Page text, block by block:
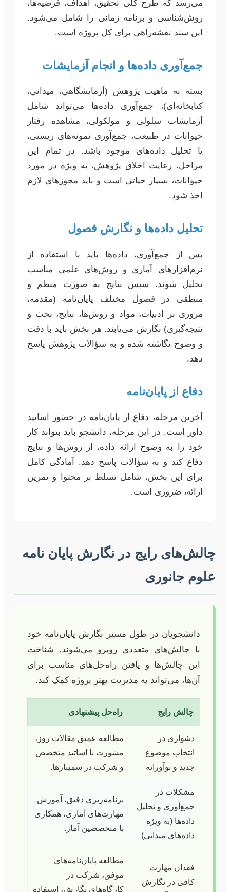
می‌رسد که طرح کلی تحقیق، اهداف، فرضیه‌ها،
روش‌شناسی و برنامه زمانی را شامل می‌شود.
این سند نقشه‌راهی برای کل پروژه است.
جمع‌آوری داده‌ها و انجام آزمایشات
بسته به ماهیت پژوهش (آزمایشگاهی، میدانی،
کتابخانه‌ای)، جمع‌آوری داده‌ها می‌تواند شامل
آزمایشات سلولی و مولکولی، مشاهده رفتار
حیوانات در طبیعت، جمع‌آوری نمونه‌های زیستی،
یا تحلیل داده‌های موجود باشد. در تمام این
مراحل، رعایت اخلاق پژوهش، به ویژه در مورد
حیوانات، بسیار حیاتی است و باید مجوزهای لازم
اخذ شود.
تحلیل داده‌ها و نگارش فصول
پس از جمع‌آوری، داده‌ها باید با استفاده از
نرم‌افزارهای آماری و روش‌های علمی مناسب
تحلیل شوند. سپس نتایج به صورت منظم و
منطقی در فصول مختلف پایان‌نامه (مقدمه،
مروری بر ادبیات، مواد و روش‌ها، نتایج، بحث و
نتیجه‌گیری) نگارش می‌یابند. هر بخش باید با دقت
و وضوح نگاشته شده و به سؤالات پژوهش پاسخ
دهد.
دفاع از پایان‌نامه
آخرین مرحله، دفاع از پایان‌نامه در حضور اساتید
داور است. در این مرحله، دانشجو باید بتواند کار
خود را به وضوح ارائه داده، از روش‌ها و نتایج
دفاع کند و به سؤالات پاسخ دهد. آمادگی کامل
برای این بخش، شامل تسلط بر محتوا و تمرین
ارائه، ضروری است.
چالش‌های رایج در نگارش پایان نامه
علوم جانوری
دانشجویان در طول مسیر نگارش پایان‌نامه خود
با چالش‌های متعددی روبرو می‌شوند. شناخت
این چالش‌ها و یافتن راه‌حل‌های مناسب برای
آن‌ها، می‌تواند به مدیریت بهتر پروژه کمک کند.
چالش رایج راه‌حل پیشنهادی
دشواری در
انتخاب موضوع
جدید و نوآورانه
مطالعه عمیق مقالات روز،
مشورت با اساتید متخصص
و شرکت در سمینارها.
مشکلات در
جمع‌آوری و تحلیل
داده‌ها (به ویژه
داده‌های میدانی)
برنامه‌ریزی دقیق، آموزش
مهارت‌های آماری، همکاری
با متخصصین آمار.
فقدان مهارت
کافی در نگارش
مطالعه پایان‌نامه‌های
موفق، شرکت در
کارگاه‌های نگارش، استفاده